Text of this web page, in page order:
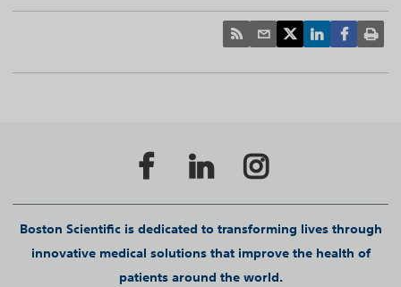
Boston Scientific is dedicated to transforming lives through
innovative medical solutions that improve the health of
patients around the world.